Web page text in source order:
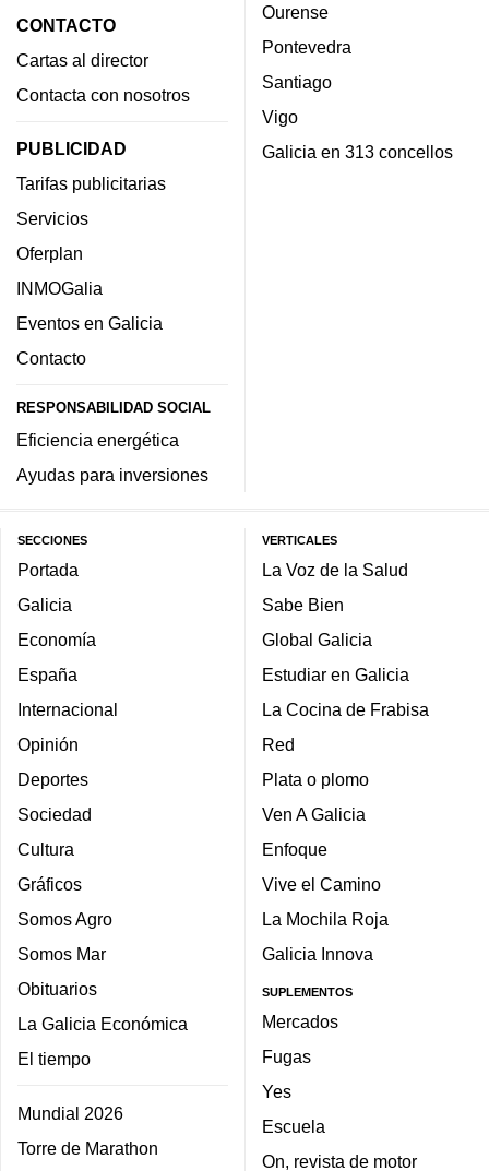
CONTACTO
Cartas al director
Contacta con nosotros
PUBLICIDAD
Tarifas publicitarias
Servicios
Oferplan
INMOGalia
Eventos en Galicia
Contacto
RESPONSABILIDAD SOCIAL
Eficiencia energética
Ayudas para inversiones
Ourense
Pontevedra
Santiago
Vigo
Galicia en 313 concellos
SECCIONES
Portada
Galicia
Economía
España
Internacional
Opinión
Deportes
Sociedad
Cultura
Gráficos
Somos Agro
Somos Mar
Obituarios
La Galicia Económica
El tiempo
Mundial 2026
Torre de Marathon
VERTICALES
La Voz de la Salud
Sabe Bien
Global Galicia
Estudiar en Galicia
La Cocina de Frabisa
Red
Plata o plomo
Ven A Galicia
Enfoque
Vive el Camino
La Mochila Roja
Galicia Innova
SUPLEMENTOS
Mercados
Fugas
Yes
Escuela
On, revista de motor